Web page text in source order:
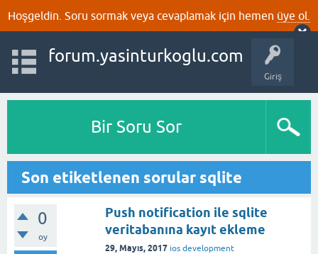
Hoşgeldin. Soru sormak veya cevaplamak için hemen üye ol.
Giriş
forum.yasinturkoglu.com
Bir Soru Sor
Son etiketlenen sorular sqlite
0
oy
Push notification ile sqlite
veritabanına kayıt ekleme
29, Mayıs, 2017 ios development